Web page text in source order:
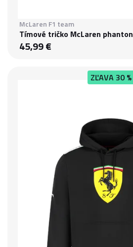
McLaren F1 team
Tímové tričko McLaren phanton
45,99 €
ZĽAVA30 %